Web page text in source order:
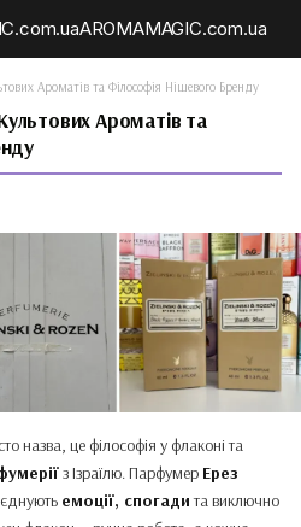
Ароматів та Філософія Нішевого Бренду
Ароматів та
назва, це філософія у флаконі та
з Ізраїлю. Парфумер Ерез
емоції, спогадита виключно